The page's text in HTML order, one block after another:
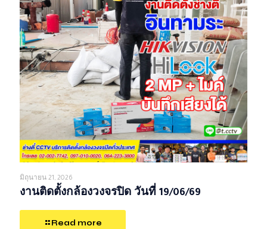
มิถุนายน 21, 2026
งานติดตั้งกล้องวงจรปิด วันที่ 19/06/69
Read more